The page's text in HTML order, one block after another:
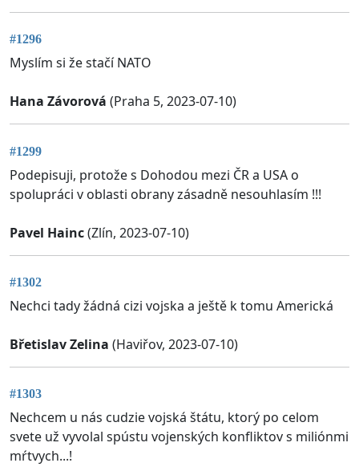
#1296
Myslím si že stačí NATO
Hana Závorová (Praha 5, 2023-07-10)
#1299
Podepisuji, protože s Dohodou mezi ČR a USA o
spolupráci v oblasti obrany zásadně nesouhlasím !!!
Pavel Hainc(Zlín, 2023-07-10)
#1302
Nechci tady žádná cizi vojska a ještě k tomu Americká
Břetislav Zelina (Haviřov, 2023-07-10)
#1303
Nechcem u nás cudzie vojská štátu, ktorý po celom
svete už vyvolal spústu vojenských konfliktov s miliónmi
mŕtvych...!